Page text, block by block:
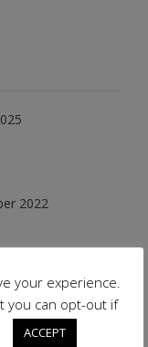
2022
verwirklichen?
your experience.
you can opt-out if
ACCEPT